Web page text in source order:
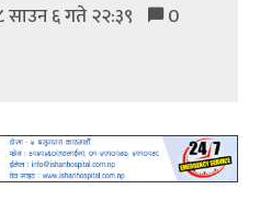
साउन ६ गते २२:३९ 0